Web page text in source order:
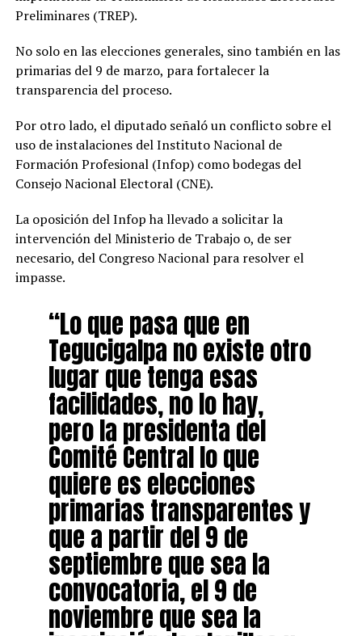
Preliminares (TREP).
No solo en las elecciones generales, sino también en las
primarias del 9 de marzo, para fortalecer la
transparencia del proceso.
Por otro lado, el diputado señaló un conflicto sobre el
uso de instalaciones del Instituto Nacional de
Formación Profesional (Infop) como bodegas del
Consejo Nacional Electoral (CNE).
La oposición del Infop ha llevado a solicitar la
intervención del Ministerio de Trabajo o, de ser
necesario, del Congreso Nacional para resolver el
impasse.
“Lo que pasa que en
Tegucigalpa no existe otro
lugar que tenga esas
facilidades, no lo hay,
pero la presidenta del
Comité Central lo que
quiere es elecciones
primarias transparentes y
que a partir del 9 de
septiembre que sea la
convocatoria, el 9 de
noviembre que sea la